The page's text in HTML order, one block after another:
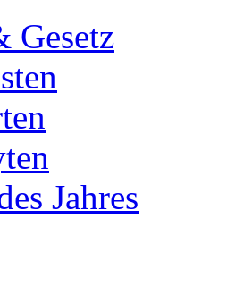
Gesetz
Jahres